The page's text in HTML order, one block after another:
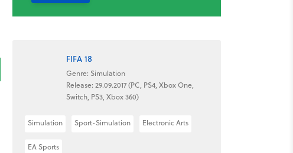
FIFA 18
Genre: Simulation
Release: 29.09.2017 (PC, PS4, Xbox One,
Switch, PS3, Xbox 360)
Simulation Sport-Simulation Electronic Arts
EA Sports